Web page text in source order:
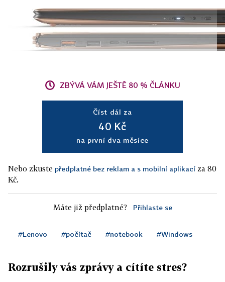
ZBÝVÁ VÁM JEŠTĚ 80 % ČLÁNKU
Číst dál za
40 Kč
na první dva měsíce
Nebo zkuste předplatné bez reklam a s mobilní aplikací za 80
Kč.
Máte již předplatné? Přihlaste se
#Lenovo #počítač #notebook #Windows
Rozrušily vás zprávy a cítíte stres?